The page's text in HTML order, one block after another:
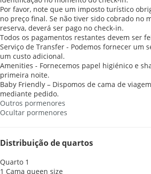
Por favor, note que um imposto turístico
no preço final. Se não tiver sido cobrado no
reserva, deverá ser pago no check-in.
Todos os pagamentos restantes devem ser
Serviço de Transfer - Podemos fornecer um
um custo adicional.
Amenities - Fornecemos papel higiénico e
primeira noite.
Baby Friendly – Dispomos de cama de
mediante pedido.
Outros pormenores
Ocultar pormenores
Distribuição de quartos
Quarto 1
1 Cama queen size